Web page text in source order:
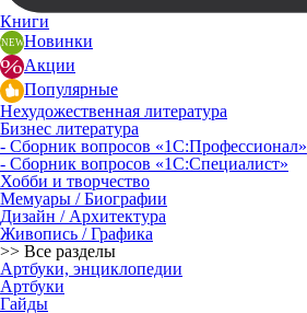
Книги
Новинки
Акции
Популярные
Нехудожественная литература
Бизнес литература
- Сборник вопросов «1С:Профессионал»
- Сборник вопросов «1С:Специалист»
Хобби и творчество
Мемуары / Биографии
Дизайн / Архитектура
Живопись / Графика
>> Все разделы
Артбуки, энциклопедии
Артбуки
Гайды